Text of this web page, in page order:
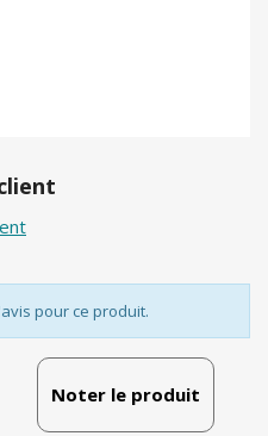
pour ce produit.
Noter le produit